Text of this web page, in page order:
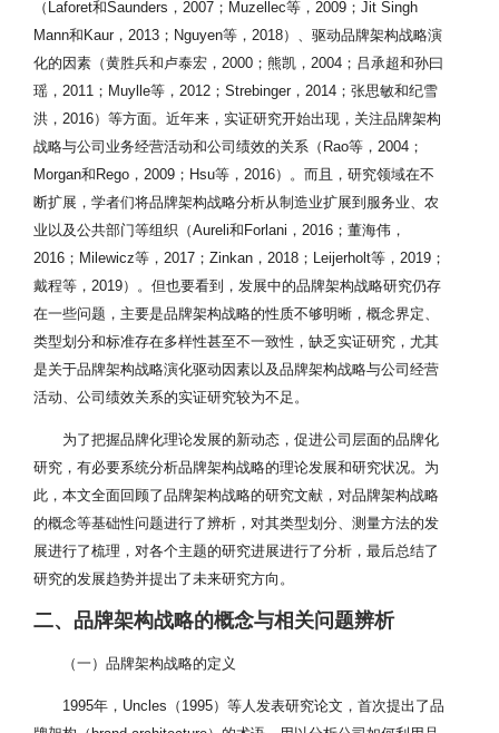
（Laforet和Saunders，2007；Muzellec等，2009；Jit Singh
Mann和Kaur，2013；Nguyen等，2018）、驱动品牌架构战略演
化的因素（黄胜兵和卢泰宏，2000；熊凯，2004；吕承超和孙曰
瑶，2011；Muylle等，2012；Strebinger，2014；张思敏和纪雪
洪，2016）等方面。近年来，实证研究开始出现，关注品牌架构
战略与公司业务经营活动和公司绩效的关系（Rao等，2004；
Morgan和Rego，2009；Hsu等，2016）。而且，研究领域在不
断扩展，学者们将品牌架构战略分析从制造业扩展到服务业、农
业以及公共部门等组织（Aureli和Forlani，2016；董海伟，
2016；Milewicz等，2017；Zinkan，2018；Leijerholt等，2019；
戴程等，2019）。但也要看到，发展中的品牌架构战略研究仍存
在一些问题，主要是品牌架构战略的性质不够明晰，概念界定、
类型划分和标准存在多样性甚至不一致性，缺乏实证研究，尤其
是关于品牌架构战略演化驱动因素以及品牌架构战略与公司经营
活动、公司绩效关系的实证研究较为不足。
为了把握品牌化理论发展的新动态，促进公司层面的品牌化
研究，有必要系统分析品牌架构战略的理论发展和研究状况。为
此，本文全面回顾了品牌架构战略的研究文献，对品牌架构战略
的概念等基础性问题进行了辨析，对其类型划分、测量方法的发
展进行了梳理，对各个主题的研究进展进行了分析，最后总结了
研究的发展趋势并提出了未来研究方向。
二、品牌架构战略的概念与相关问题辨析
（一）品牌架构战略的定义
1995年，Uncles（1995）等人发表研究论文，首次提出了品